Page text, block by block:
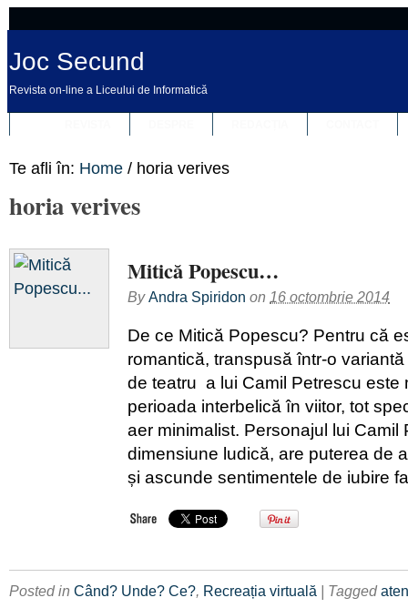
Joc Secund
Revista on-line a Liceului de Informatică
Te afli în: Home / horia verives
horia verives
Mitică Popescu…
ByAndra Spiridon on 16 octombrie 2014
De ce Mitică Popescu? Pentru că
romantică, transpusă într-o
de teatru a lui Camil Petrescu este
perioada interbelică în viitor, tot
aer minimalist. Personajul lui Camil
dimensiune ludică, are puterea de
și ascunde sentimentele de iubire
Posted in Când? Unde? Ce?, Recreația virtuală | Tagged